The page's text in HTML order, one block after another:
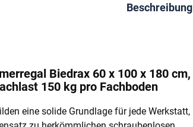
Beschreibung
Biedrax 60 x 100 x 180 cm,
150 kg pro Fachboden
eine solide Grundlage für jede Werkstatt,